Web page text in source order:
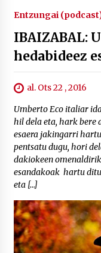
Entzungai
IBAIZABAL:
hedabideez
al. Ots 22 , 2016
Umberto Eco italiar
hil dela eta, hark bere
esaera jakingarri
pentsatu dugu, hori
dakiokeen
esandakoak hartu
eta […]